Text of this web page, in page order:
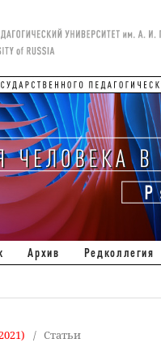
Архив Редколлегия
/ Статьи